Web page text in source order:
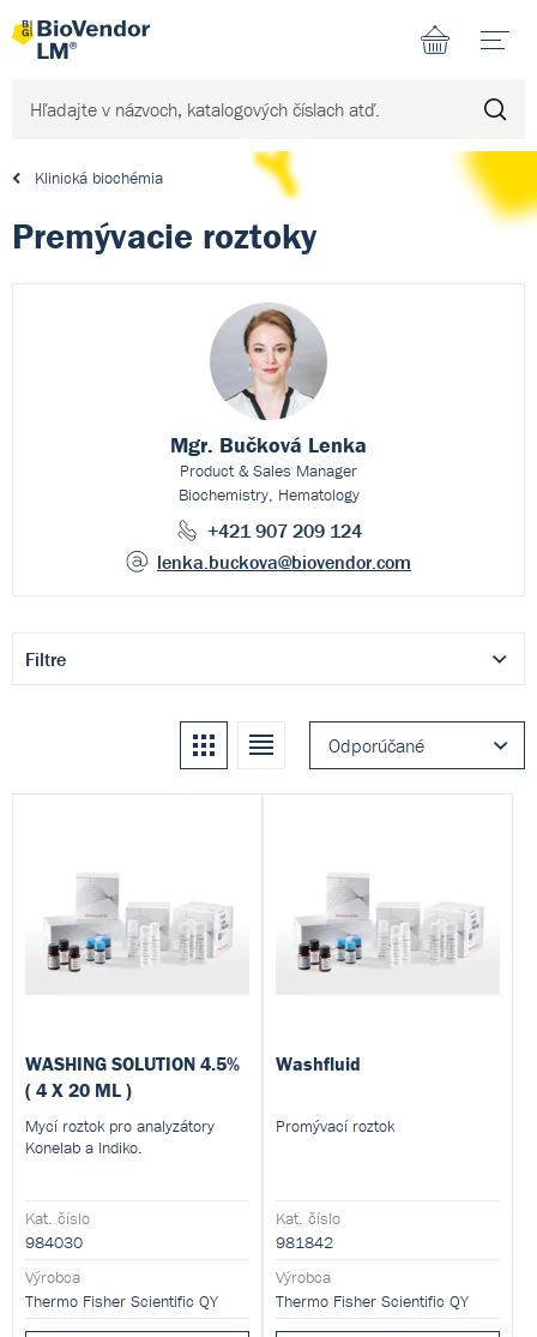
Klinická biochémia
Premývacie roztoky
Mgr. Bučková Lenka
Product & Sales Manager
Biochemistry, Hematology
+421 907 209 124
lenka.buckova@biovendor.com
Filtre
Odporúčané
Kachle Zoznam
WASHING SOLUTION 4.5%
( 4 X 20 ML )
Mycí roztok pro analyzátory
Konelab a Indiko.
Kat. číslo
984030
Výrobca
Thermo Fisher Scientific QY
Washfluid
Promývací roztok
Kat. číslo
981842
Výrobca
Thermo Fisher Scientific QY